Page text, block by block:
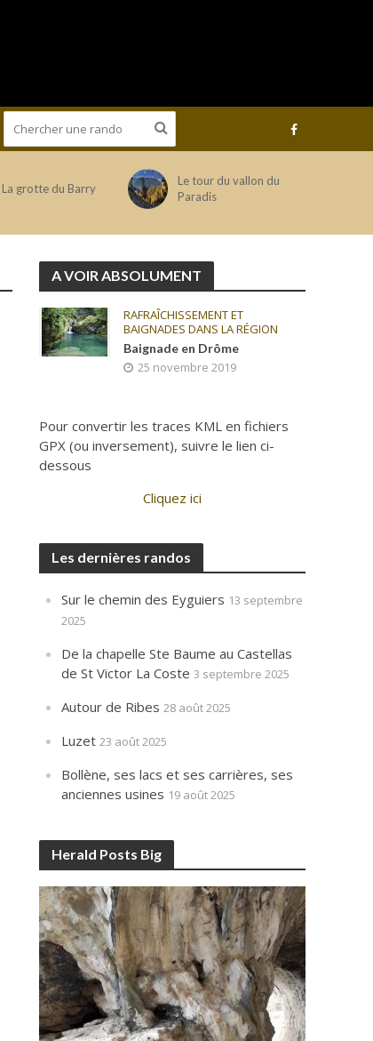
La grotte du Barry
Le tour du vallon du
Paradis
A VOIR ABSOLUMENT
RAFRAÎCHISSEMENT ET
BAIGNADES DANS LA RÉGION
Baignade en Drôme
25 novembre 2019
Pour convertir les traces KML en fichiers
GPX (ou inversement), suivre le lien ci-
dessous
Cliquez ici
Les dernières randos
Sur le chemin des Eyguiers 13 septembre
2025
De la chapelle Ste Baume au Castellas
de St Victor La Coste 3 septembre 2025
Autour de Ribes 28 août 2025
Luzet 23 août 2025
Bollène, ses lacs et ses carrières, ses
anciennes usines 19 août 2025
Herald Posts Big